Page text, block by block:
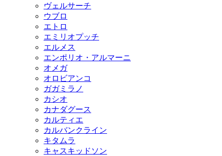
ヴェルサーチ
ウブロ
エトロ
エミリオプッチ
エルメス
エンポリオ・アルマーニ
オメガ
オロビアンコ
ガガミラノ
カシオ
カナダグース
カルティエ
カルバンクライン
キタムラ
キャスキッドソン